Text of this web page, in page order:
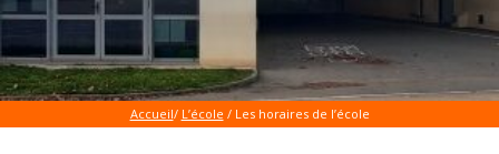
Accueil/ L’école / Les horaires de l’école